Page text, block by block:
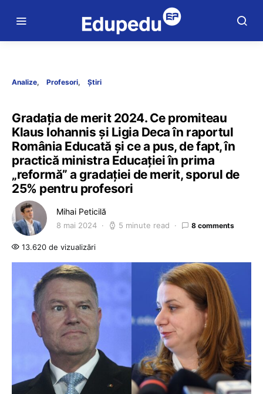
Analize Profesori Știri
Gradația de merit 2024. Ce promiteau
Klaus Iohannis și Ligia Deca în raportul
România Educată și ce a pus, de fapt, în
practică ministra Educației în prima
„reformă” a gradației de merit, sporul de
25% pentru profesori
Mihai Peticilă
8 mai 2024 5 minute read 8 comments
13.620 de vizualizări